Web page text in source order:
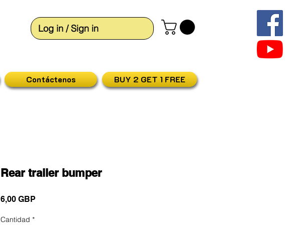
Log in / Sign in
Contáctenos BUY 2 GET 1 FREE
Rear trailer bumper
6,00 GBP
Cantidad *